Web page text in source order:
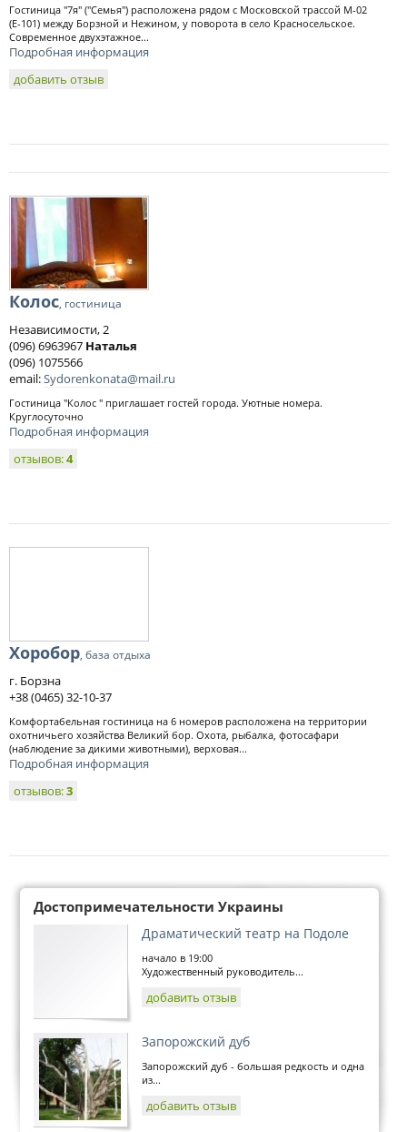
Гостиница "7я" ("Семья") расположена рядом с Московской трассой М-02
(Е-101) между Борзной и Нежином, у поворота в село Красносельское.
Современное двухэтажное...
Подробная информация
добавить отзыв
Колос, гостиница
Независимости, 2
(096) 6963967 Наталья
(096) 1075566
email:Sydorenkonata@mail.ru
Гостиница "Колос " приглашает гостей города. Уютные номера.
Круглосуточно
Подробная информация
отзывов:4
Хоробор, база отдыха
г. Борзна
+38 (0465) 32-10-37
Комфортабельная гостиница на 6 номеров расположена на территории
охотничьего хозяйства Великий бор. Охота, рыбалка, фотосафари
(наблюдение за дикими животными), верховая...
Подробная информация
отзывов:3
Достопримечательности Украины
Драматический театр на Подоле
начало в 19:00
Художественный руководитель...
добавить отзыв
Запорожский дуб
Запорожский дуб - большая редкость и одна
из...
добавить отзыв